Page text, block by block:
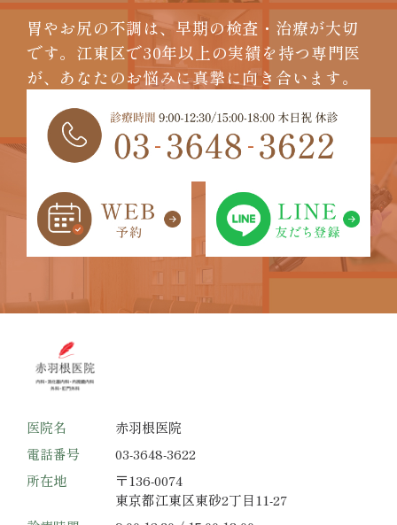
胃やお尻の不調は、早期の検査・治療が大切
です。 江東区で30年以上の実績を持つ専門医
が、 あなたのお悩みに真摯に向き合います。
医院名
赤羽根医院
電話番号
03-3648-3622
所在地
〒136-0074
東京都江東区東砂2丁目11-27